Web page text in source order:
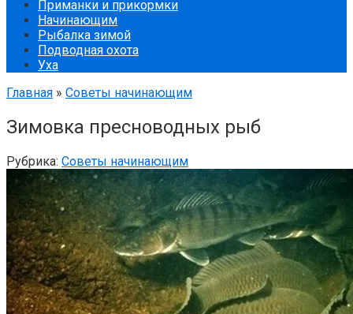
Приманки и прикормки
Начинающим
Рыбалка зимой
Подводная охота
Уха
Главная » Советы начинающим
Зимовка пресноводных рыб
Рубрика: Советы начинающим